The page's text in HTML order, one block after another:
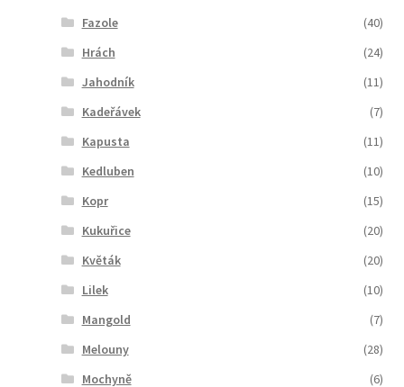
Fazole
(40)
Hrách
(24)
Jahodník
(11)
Kadeřávek
(7)
Kapusta
(11)
Kedluben
(10)
Kopr
(15)
Kukuřice
(20)
Květák
(20)
Lilek
(10)
Mangold
(7)
Melouny
(28)
Mochyně
(6)